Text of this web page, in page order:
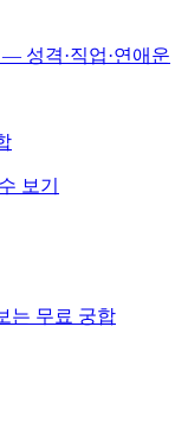
성격·직업·연애운
보기
는 무료 궁합